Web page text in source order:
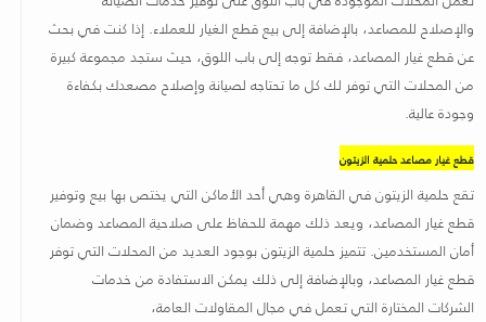
والإصلاح للمصاعد، بالإضافة إلى بيع قطع الغيار للعملاء. إذا كنت في بحث
عن قطع غيار المصاعد، فقط توجه إلى باب اللوق، حيث ستجد مجموعة كبيرة
من المحلات التي توفر لك كل ما تحتاجه لصيانة وإصلاح مصعدك بكفاءة
وجودة عالية.
قطع غيار مصاعد حلمية الزيتون
تقع حلمية الزيتون في القاهرة وهي أحد الأماكن التي يختص بها بيع وتوفير
قطع غيار المصاعد، ويعد ذلك مهمة للحفاظ على صلاحية المصاعد وضمان
أمان المستخدمين. تتميز حلمية الزيتون بوجود العديد من المحلات التي توفر
قطع غيار المصاعد، وبالإضافة إلى ذلك يمكن الاستفادة من خدمات
الشركات المختارة التي تعمل في مجال المقاولات العامة،